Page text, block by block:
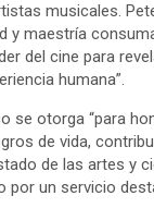
musicales.
y maestría
del cine para
humana”.
se otorga “para
de vida,
de las artes y
por un servicio